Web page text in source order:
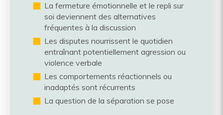
La fermeture émotionnelle et le repli sur
soi deviennent des alternatives
fréquentes à la discussion
Les disputes nourrissent le quotidien
entraînant potentiellement agression ou
violence verbale
Les comportements réactionnels ou
inadaptés sont récurrents
La question de la séparation se pose